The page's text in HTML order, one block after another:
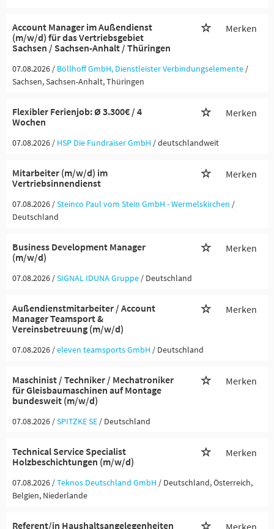
Account Manager im Außendienst
(m/w/d) für das Vertriebsgebiet
Sachsen / Sachsen-Anhalt / Thüringen
Merken
07.08.2026 / Böllhoff GmbH, Dienstleister Verbindungselemente /
Sachsen, Sachsen-Anhalt, Thüringen
Flexibler Ferienjob: Ø 3.300€ / 4
Wochen
Merken
07.08.2026 / HSP Die Fundraiser GmbH / deutschlandweit
Mitarbeiter (m/w/d) im
Vertriebsinnendienst
Merken
07.08.2026 /Steinco Paul vom Stein GmbH - Wermelskirchen /
Deutschland
Business Development Manager
(m/w/d)
Merken
07.08.2026 /SIGNAL IDUNA Gruppe / Deutschland
Außendienstmitarbeiter / Account
Manager Teamsport &
Vereinsbetreuung (m/w/d)
Merken
07.08.2026 /eleven teamsports GmbH / Deutschland
Maschinist / Techniker / Mechatroniker
für Gleisbaumaschinen auf Montage
bundesweit (m/w/d)
Merken
07.08.2026 /SPITZKE SE / Deutschland
Technical Service Specialist
Holzbeschichtungen (m/w/d)
Merken
07.08.2026 /Teknos Deutschland GmbH / Deutschland, Österreich,
Belgien, Niederlande
Referent/in Haushaltsangelegenheiten
Merken